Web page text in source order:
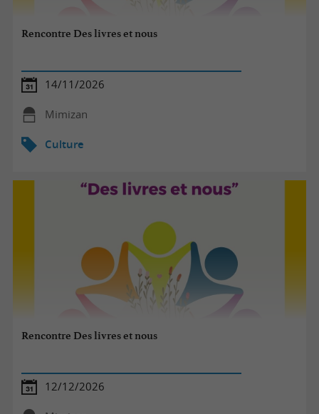
Rencontre Des livres et nous
14/11/2026
Mimizan
Culture
Rencontre Des livres et nous
12/12/2026